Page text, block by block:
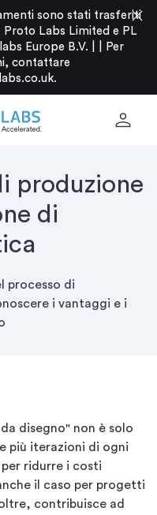
sono stati trasferiti
Labs Limited e PL
Europe B.V. |
Per
contattare
.
close
person
produzione
di
processo di
i vantaggi e i
disegno" non è solo
più iterazioni di ogni
ridurre i costi
il caso per progetti
contribuisce ad